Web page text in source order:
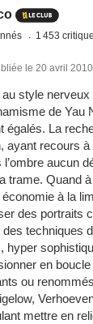
1 453
le 20 avril 2010
style
de Yau
égalés. La
ayant recours à
aucun
trame. Quand
économie à la
des portraits
des techniques
hyper
en
ou
mettre en